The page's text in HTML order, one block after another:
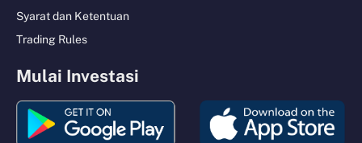
Syarat dan Ketentuan
Trading Rules
Mulai Investasi